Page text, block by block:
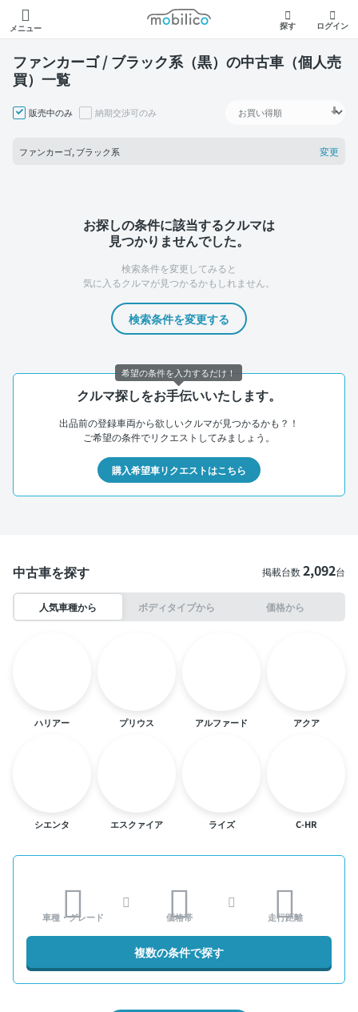
メニュー
モビリコ
探す ログイン
ファンカーゴ / ブラック系（黒）の中古車（個人売
買）一覧
販売中のみ 納期交渉可のみ
ファンカーゴ, ブラック系 変更
お探しの条件に該当するクルマは
見つかりませんでした。
検索条件を変更してみると
気に入るクルマが見つかるかもしれません。
検索条件を変更する
クルマ探しをお手伝いいたします。
出品前の登録車両から欲しいクルマが見つかるかも？！
ご希望の条件でリクエストしてみましょう。
購入希望車リクエストはこちら
中古車を探す 掲載台数2,092台
人気車種から ボディタイプから 価格から
ハリアー プリウス アルファード アクア
シエンタ エスクァイア ライズ C-HR
車種・グレード 価格帯 走行距離
複数の条件で探す
希望の条件を入力するだけ！